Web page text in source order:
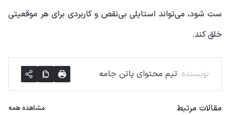
ست شود، می‌تواند استایلی بی‌نقص و کاربردی برای هر موقعیتی
خلق کند.
نویسنده :تیم محتوای پاتن جامه
مقالات مرتبط مشاهده همه